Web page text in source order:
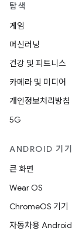
탐색
게임
머신러닝
건강 및 피트니스
카메라 및 미디어
개인정보처리방침
5G
ANDROID 기기
큰 화면
Wear OS
ChromeOS 기기
자동차용 Android